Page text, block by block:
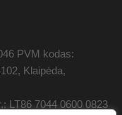
PVM kodas:
Klaipėda,
LT86 7044 0600 0823